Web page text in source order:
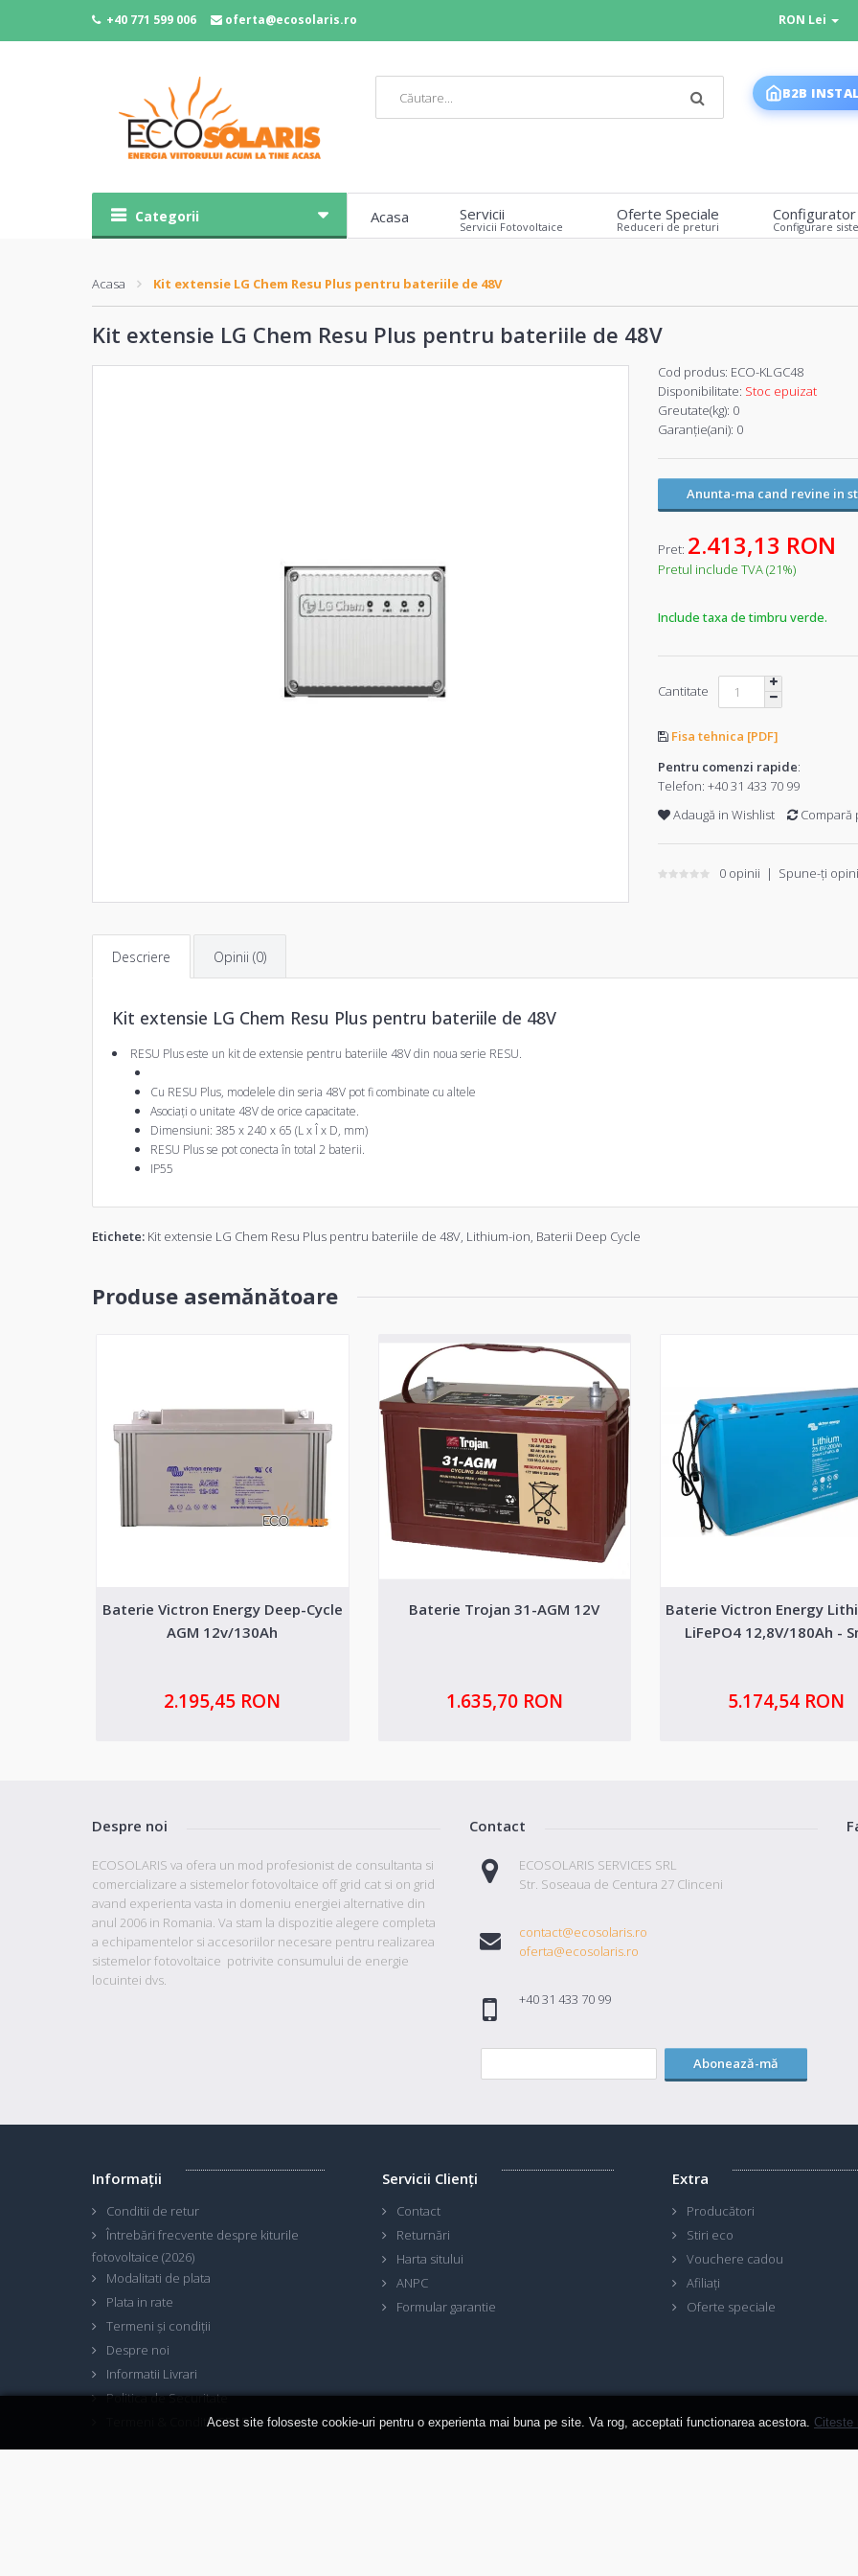
Acest site foloseste cookie-uri pentru o experienta mai buna pe site. Va rog, acceptati functionarea acestora. Citeste
+40 771 599 006 oferta@ecosolaris.ro RON Lei
B2B
Categorii Acasa Servicii
Servicii Fotovoltaice
Oferte Speciale
Reduceri de preturi
Configurator
Configurare
Acasa Kit extensie LG Chem Resu Plus pentru bateriile de 48V
Kit extensie LG Chem Resu Plus pentru bateriile de 48V
Cod produs: ECO-KLGC48
Disponibilitate: Stoc epuizat
Greutate(kg): 0
Garanţie(ani): 0
Anunta-ma cand revine in
Pret: 2.413,13 RON
Pretul include TVA (21%)
Include taxa de timbru verde.
Cantitate
Fisa tehnica [PDF]
Pentru comenzi rapide:
Telefon: +40 31 433 70 99
Adaugă in Wishlist
Compară
0 opinii | Spune-ţi
Descriere Opinii (0)
Kit extensie LG Chem Resu Plus pentru bateriile de 48V
RESU Plus este un kit de extensie pentru bateriile 48V din noua serie RESU.
Cu RESU Plus, modelele din seria 48V pot fi combinate cu altele
Asociați o unitate 48V de orice capacitate.
Dimensiuni: 385 x 240 x 65 (L x Î x D, mm)
RESU Plus se pot conecta în total 2 baterii.
IP55
Etichete: Kit extensie LG Chem Resu Plus pentru bateriile de 48V, Lithium-ion, Baterii Deep Cycle
Produse asemănătoare
Baterie Victron Energy Deep-Cycle
AGM 12v/130Ah
2.195,45 RON
Baterie Trojan 31-AGM 12V
1.635,70 RON
Baterie Victron Energy
LiFePO4 12,8V/180Ah -
5.174,54 RON
Despre noi
ECOSOLARIS va ofera un mod profesionist de consultanta si
comercializare a sistemelor fotovoltaice off grid cat si on grid
avand experienta vasta in domeniu energiei alternative din
anul 2006 in Romania. Va stam la dispozitie alegere completa
a echipamentelor si accesoriilor necesare pentru realizarea
sistemelor fotovoltaice potrivite consumului de energie
locuintei dvs.
Contact
ECOSOLARIS SERVICES SRL
Str. Soseaua de Centura 27 Clinceni
contact@ecosolaris.ro
oferta@ecosolaris.ro
+40 31 433 70 99
Abonează-mă
Informaţii
Conditii de retur
Întrebări frecvente despre kiturile
fotovoltaice (2026)
Modalitati de plata
Plata in rate
Termeni și condiții
Despre noi
Informatii Livrari
Politica de Securitate
Termeni & Conditii GDPR
Servicii Clienţi
Contact
Returnări
Harta sitului
ANPC
Formular garantie
Extra
Producători
Stiri eco
Vouchere cadou
Afiliaţi
Oferte speciale